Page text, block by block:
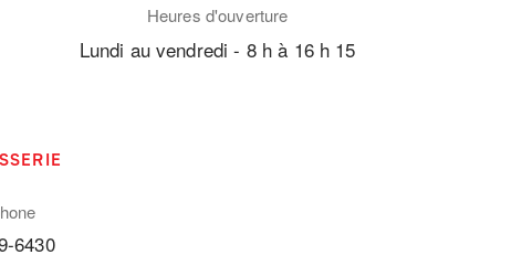
Heures d'ouverture
Lundi au vendredi - 8 h à 16 h 15
6430